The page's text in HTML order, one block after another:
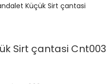
Küçük Sirt çantasi
Sirt çantasi Cnt003